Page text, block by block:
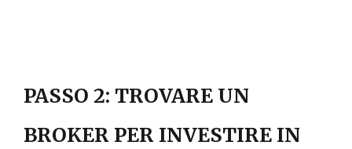
PASSO 2: TROVARE UN
BROKER PER INVESTIRE IN